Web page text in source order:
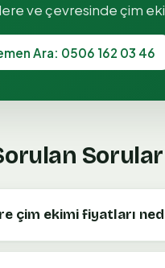
ve çevresindeçim
Ara: 0506 162 03 46
Sorular
çim ekimi fiyatları